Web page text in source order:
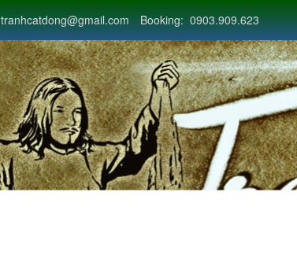
tranhcatdong@gmail.com Booking: 0903.909.623